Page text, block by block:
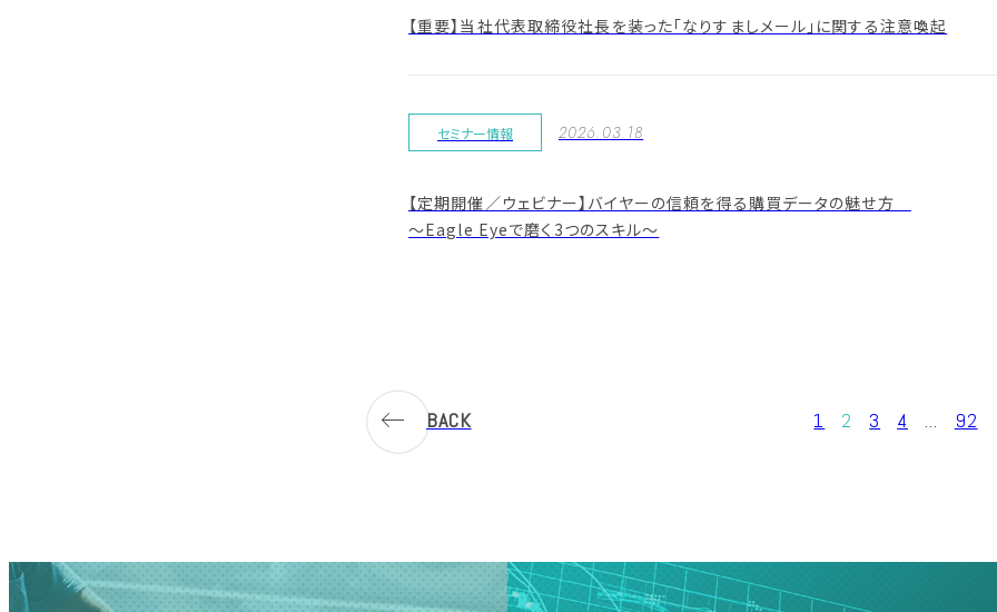
【重要】当社代表取締役社長を装った「なりすましメール」に関する注意喚起
セミナー情報 2026.03.18
【定期開催／ウェビナー】バイヤーの信頼を得る購買データの魅せ方
〜Eagle Eyeで磨く3つのスキル〜
BACK 1 2 3 4 ... 92